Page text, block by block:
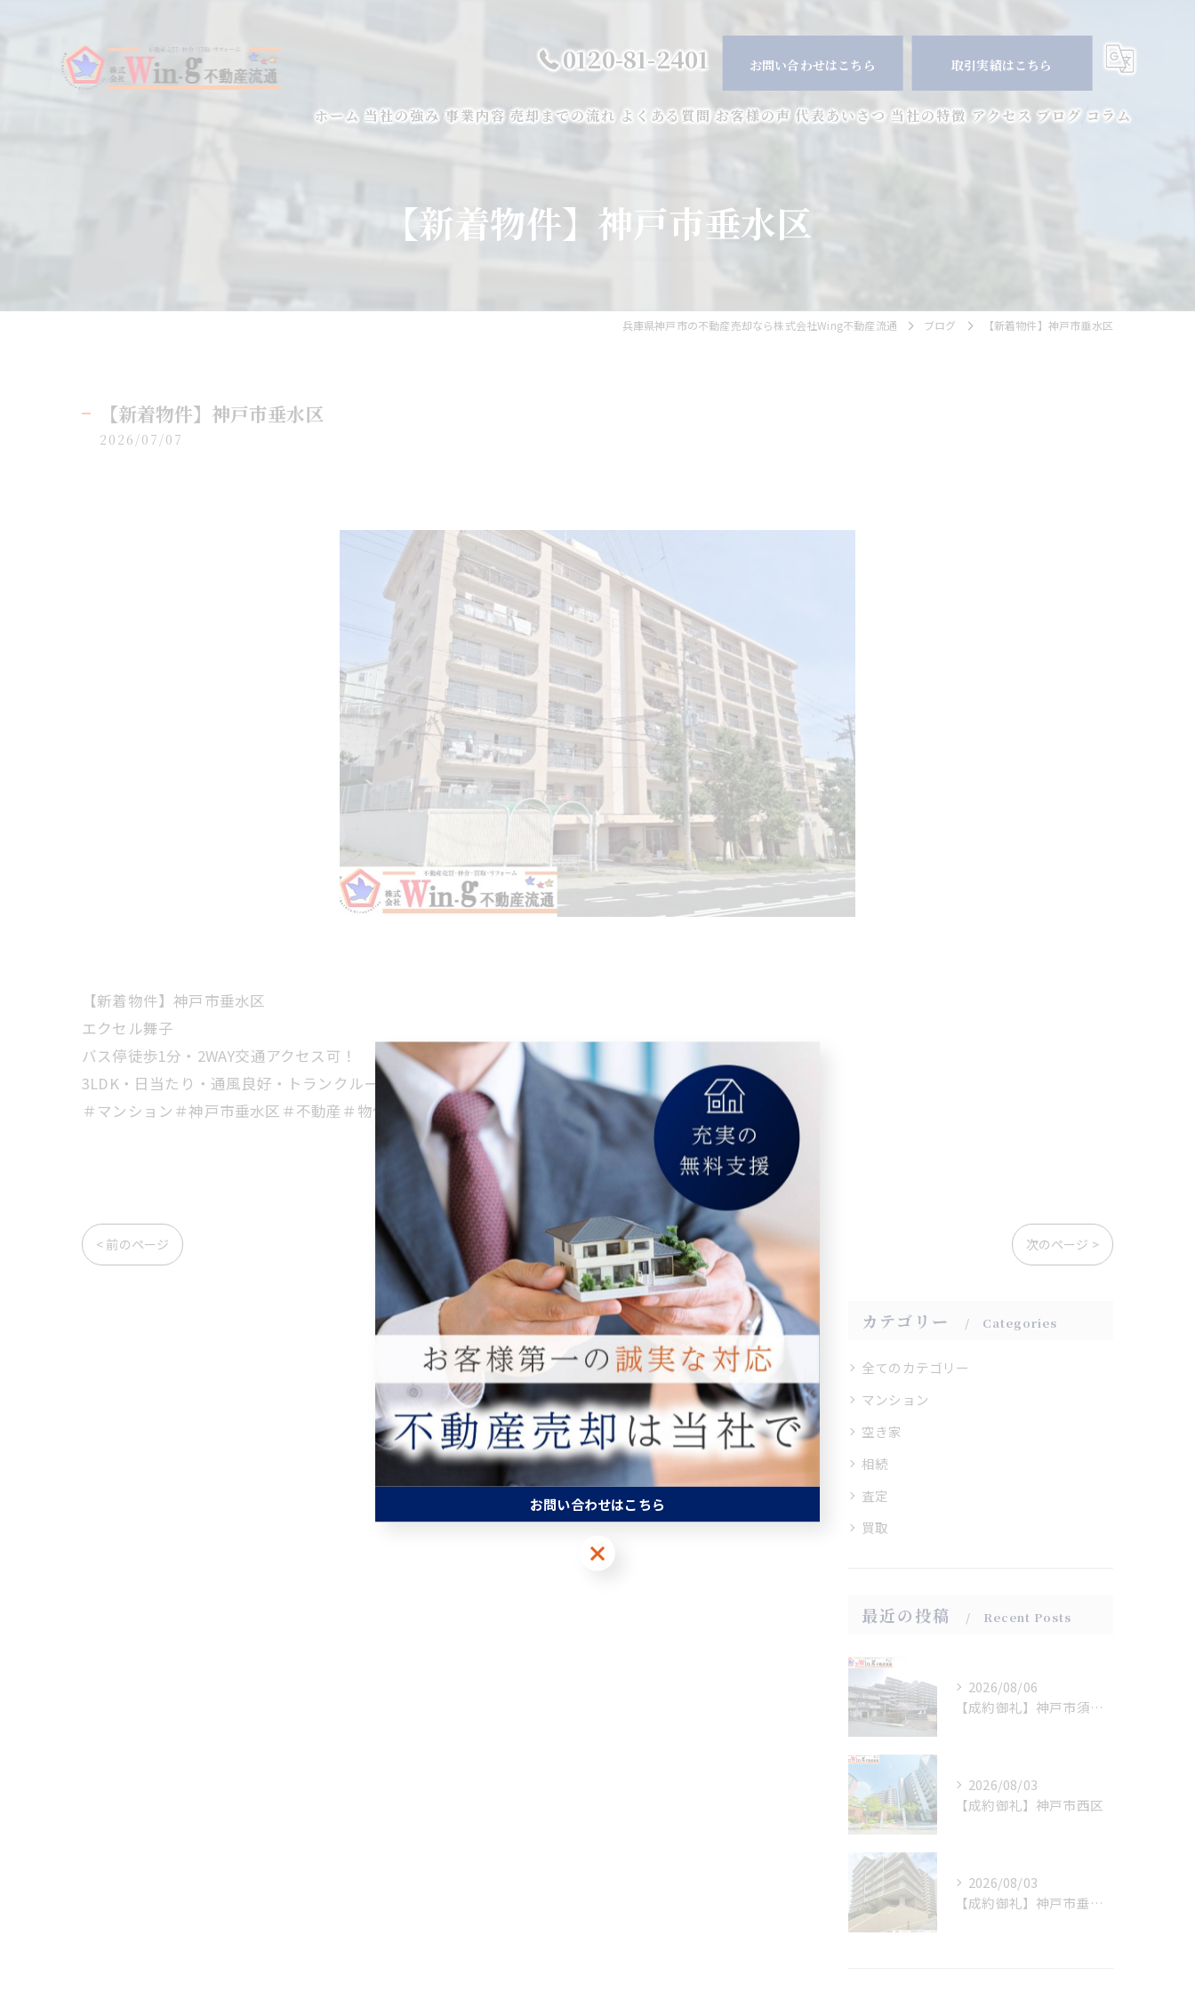
0120-81-2401 お問い合わせはこちら 取引実績はこちら
ホーム 当社の強み 事業内容 売却までの流れ よくある質問 お客様の声 代表あいさつ 当社の特徴 アクセス ブログ コラム
【新着物件】神戸市垂水区
兵庫県神戸市の不動産売却なら株式会社Wing不動産流通 ブログ 【新着物件】神戸市垂水区
【新着物件】神戸市垂水区
2026/07/07
【新着物件】神戸市垂水区
エクセル舞子
バス停徒歩1分・2WAY交通アクセス可！
3LDK・日当たり・通風良好・トランクルーム付・室内リフォーム歴有！
＃マンション＃神戸市垂水区＃不動産＃物件紹介＃新着物件
< 前のページ 一覧に戻る 次のページ >
カテゴリー Categories
全てのカテゴリー
マンション
空き家
相続
査定
買取
最近の投稿 Recent Posts
2026/08/06
【成約御礼】神戸市須磨区
2026/08/03
【成約御礼】神戸市西区
2026/08/03
【成約御礼】神戸市垂水区
お問い合わせはこちら
お問い合わせはこちら